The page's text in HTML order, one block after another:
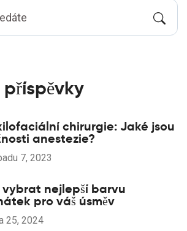
chirurgie: Jaké jsou
anestezie?
7, 2023
nejlepší barvu
pro váš úsměv
25, 2024